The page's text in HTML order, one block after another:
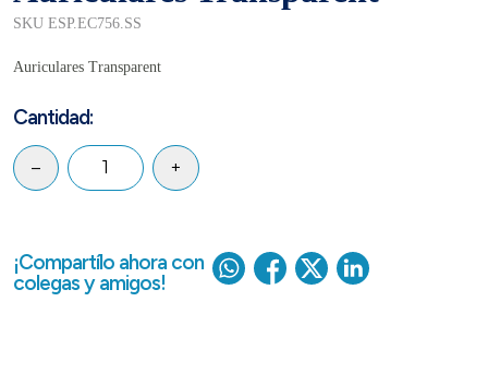
SKU ESP.EC756.SS
Auriculares Transparent
Cantidad:
– +
¡Compartílo ahora con
colegas y amigos!